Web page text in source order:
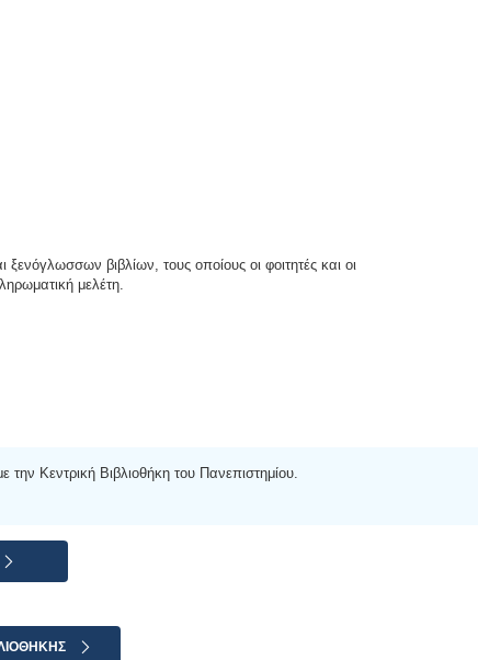
ξενόγλωσσων βιβλίων, τους οποίους οι φοιτητές και οι
μελέτη.
την Κεντρική Βιβλιοθήκη του Πανεπιστημίου.